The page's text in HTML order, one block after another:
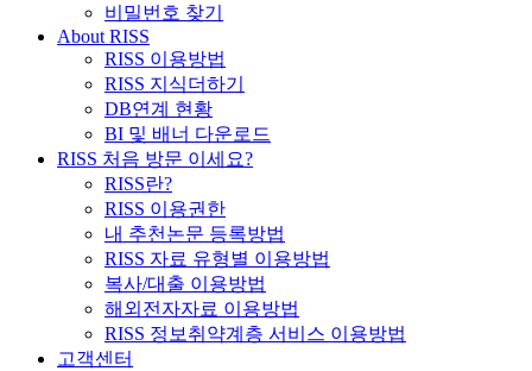
비밀번호 찾기
About RISS
RISS 이용방법
RISS 지식더하기
DB연계 현황
BI 및 배너 다운로드
RISS 처음 방문 이세요?
RISS란?
RISS 이용권한
내 추천논문 등록방법
RISS 자료 유형별 이용방법
복사/대출 이용방법
해외전자자료 이용방법
RISS 정보취약계층 서비스 이용방법
고객센터